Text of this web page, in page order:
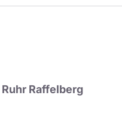
Raffelberg